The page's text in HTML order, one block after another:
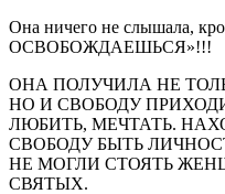
Она ничего не слышала,
ОСВОБОЖДАЕШЬСЯ»!!!
ОНА ПОЛУЧИЛА НЕ
НО И СВОБОДУ
ЛЮБИТЬ, МЕЧТАТЬ.
СВОБОДУ БЫТЬ
НЕ МОГЛИ СТОЯТЬ
СВЯТЫХ.